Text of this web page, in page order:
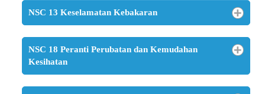
NSC 13 Keselamatan Kebakaran
NSC 18 Peranti Perubatan dan Kemudahan
Kesihatan